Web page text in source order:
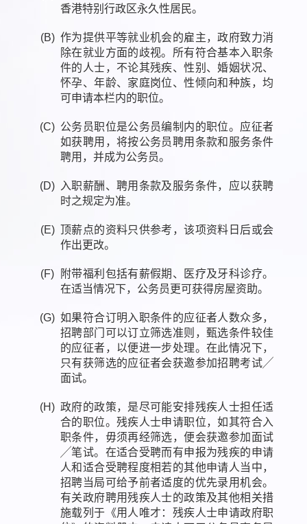
香港特别行政区永久性居民。
(B) 作为提供平等就业机会的雇主，政府致力消
除在就业方面的歧视。所有符合基本入职条
件的人士，不论其残疾、性别、婚姻状况、
怀孕、年龄、家庭岗位、性倾向和种族，均
可申请本栏内的职位。
(C) 公务员职位是公务员编制内的职位。应征者
如获聘用，将按公务员聘用条款和服务条件
聘用，并成为公务员。
(D)
入职薪酬、聘用条款及服务条件，应以获聘
时之规定为准。
(E) 顶薪点的资料只供参考，该项资料日后或会
作出更改。
(F)
附带福利包括有薪假期、医疗及牙科诊疗。
在适当情况下，公务员更可获得房屋资助。
(G) 如果符合订明入职条件的应征者人数众多，
招聘部门可以订立筛选准则，甄选条件较佳
的应征者，以便进一步处理。在此情况下，
只有获筛选的应征者会获邀参加招聘考试╱
面试。
(H) 政府的政策，是尽可能安排残疾人士担任适
合的职位。残疾人士申请职位，如其符合入
职条件，毋须再经筛选，便会获邀参加面试
╱笔试。在适合受聘而有申报为残疾的申请
人和适合受聘程度相若的其他申请人当中，
招聘当局可给予前者适度的优先录用机会。
有关政府聘用残疾人士的政策及其他相关措
施载列于《用人唯才：残疾人士申请政府职